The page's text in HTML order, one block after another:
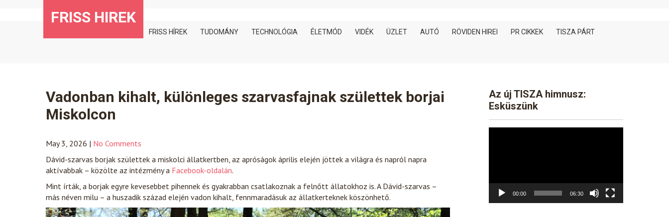
FRISS HIREK
FRISS HÍREK TUDOMÁNY TECHNOLÓGIA ÉLETMÓD VIDÉK ÜZLET AUTÓ RÖVIDEN HIREI PR CIKKEK TISZA PÁRT
Vadonban kihalt, különleges szarvasfajnak születtek borjai
Miskolcon
May 3, 2026 | No Comments
Dávid-szarvas borjak születtek a miskolci állatkertben, az apróságok április elején jöttek a világra és napról napra
aktívabbak – közölte az intézmény a Facebook-oldalán.
Mint írták, a borjak egyre kevesebbet pihennek és gyakrabban csatlakoznak a felnőtt állatokhoz is. A Dávid-szarvas –
más néven milu – a huszadik század elején vadon kihalt, fennmaradásuk az állatkerteknek köszönhető.
Az új TISZA himnusz:
Esküszünk
00:00 06:30